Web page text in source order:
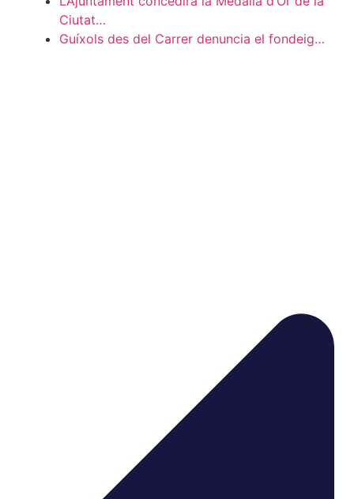
Ciutat…
Guíxols des del Carrer denuncia el fondeig…